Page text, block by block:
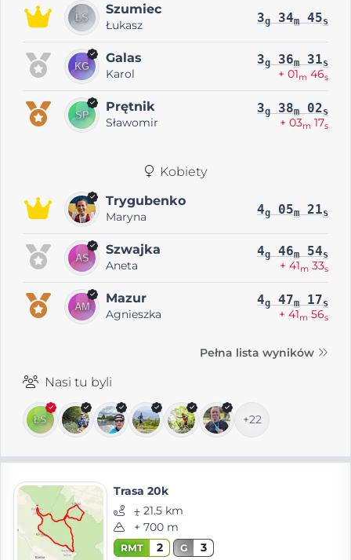
Szumiec
Łukasz 3g 34m 45s
Galas
Karol
3g 36m 31s
+ 01m 46s
Prętnik
Sławomir
3g 38m 02s
+ 03m 17s
Kobiety
Trygubenko
Maryna 4g 05m 21s
Szwajka
Aneta
4g 46m 54s
+ 41m 33s
Mazur
Agnieszka
4g 47m 17s
+ 41m 56s
Pełna lista wyników
Nasi tu byli
+22
Trasa 20k
⨦ 21.5 km
+ 700 m
RMT 2 G 3